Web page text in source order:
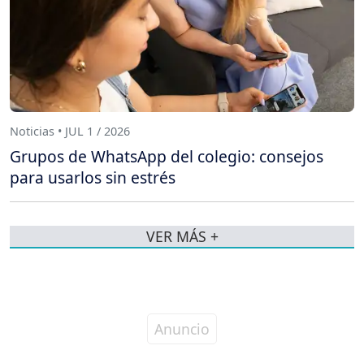
Noticias • JUL 1 / 2026
Grupos de WhatsApp del colegio: consejos
para usarlos sin estrés
VER MÁS +